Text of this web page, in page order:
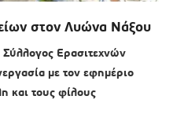
στον Λυώνα Νάξου
Σύλλογος Ερασιτεχνών
με τον εφημέριο
και τους φίλους